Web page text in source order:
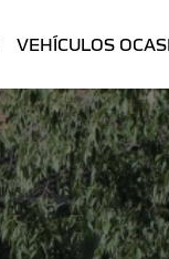
VEHÍCULOS